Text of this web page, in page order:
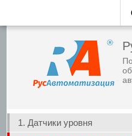
1. Датчики уровня